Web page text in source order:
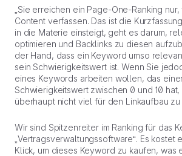
„Sie erreichen ein Page-One-Ranking
Content verfassen. Das ist die
in die Materie einsteigt, geht es darum,
optimieren und Backlinks zu diesen
der Hand, dass ein Keyword umso
sein Schwierigkeitswert ist. Wenn Sie
eines Keywords arbeiten wollen, das
Schwierigkeitswert zwischen 0 und 10
überhaupt nicht viel für den Linkaufbau zu
Wir sind Spitzenreiter im Ranking für das
„Vertragsverwaltungssoftware“. Es
Klick, um dieses Keyword zu kaufen, was